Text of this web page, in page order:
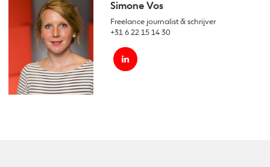
Simone Vos
Freelance journalist & schrijver
+31 6 22 15 14 30